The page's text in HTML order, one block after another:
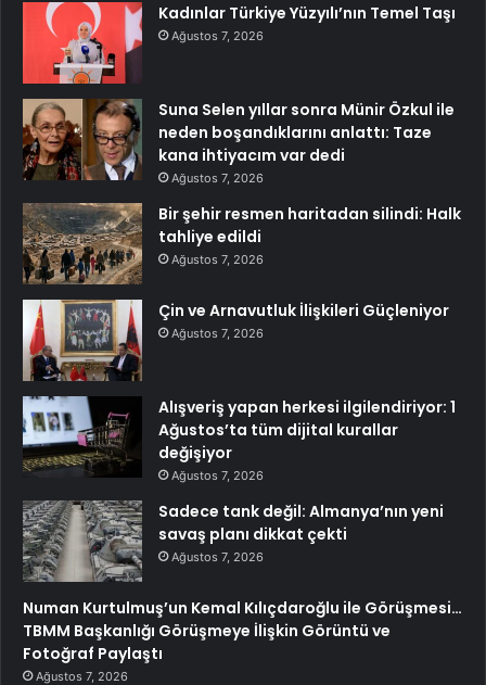
Kadınlar Türkiye Yüzyılı’nın Temel Taşı
Ağustos 7, 2026
Suna Selen yıllar sonra Münir Özkul ile
neden boşandıklarını anlattı: Taze
kana ihtiyacım var dedi
Ağustos 7, 2026
Bir şehir resmen haritadan silindi: Halk
tahliye edildi
Ağustos 7, 2026
Çin ve Arnavutluk İlişkileri Güçleniyor
Ağustos 7, 2026
Alışveriş yapan herkesi ilgilendiriyor: 1
Ağustos’ta tüm dijital kurallar
değişiyor
Ağustos 7, 2026
Sadece tank değil: Almanya’nın yeni
savaş planı dikkat çekti
Ağustos 7, 2026
Numan Kurtulmuş’un Kemal Kılıçdaroğlu ile Görüşmesi…
TBMM Başkanlığı Görüşmeye İlişkin Görüntü ve
Fotoğraf Paylaştı
Ağustos 7, 2026